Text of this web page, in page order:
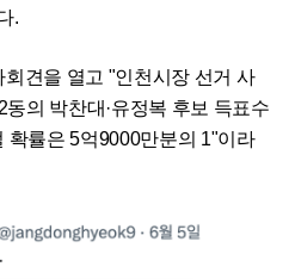
.
견을 열고 "인천시장 선거 사
의 박찬대·유정복 후보 득표수
확률은 5억9000만분의 1"이라